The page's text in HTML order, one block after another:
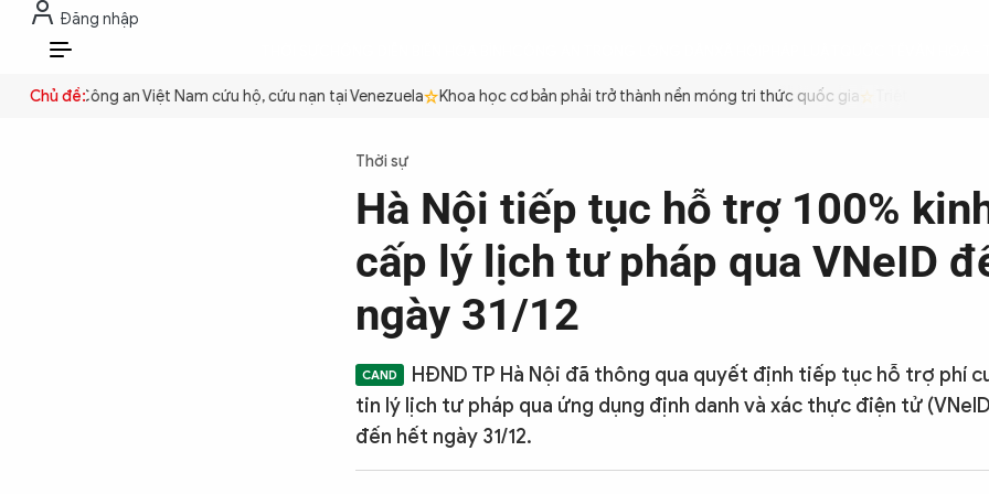
Đăng nhập
VI
Chủ đề:
quyền Công an Việt Nam cứu hộ, cứu nạn tại Venezuela Khoa học cơ bản phải trở thành nền móng tri thức quốc gia Triệt để tiết kiệm
Thời sự
Hà Nội tiếp tục hỗ trợ 100%
cấp lý lịch tư pháp qua VNeID
ngày 31/12
HĐND TP Hà Nội đã thông qua quyết định tiếp tục hỗ trợ phí
tin lý lịch tư pháp qua ứng dụng định danh và xác thực điện tử
đến hết ngày 31/12.